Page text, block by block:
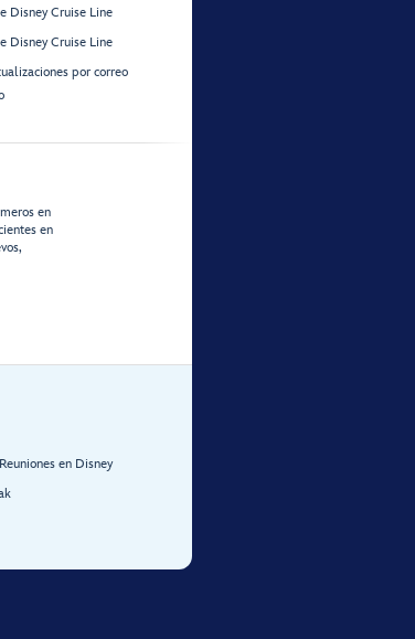
Disney Cruise Line
Disney Cruise Line
por correo
en
en
en Disney